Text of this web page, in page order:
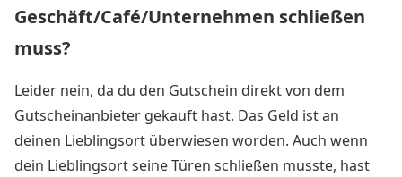
Geschäft/Café/Unternehmen schließen
muss?
Leider nein, da du den Gutschein direkt von dem
Gutscheinanbieter gekauft hast. Das Geld ist an
deinen Lieblingsort überwiesen worden. Auch wenn
dein Lieblingsort seine Türen schließen musste, hast